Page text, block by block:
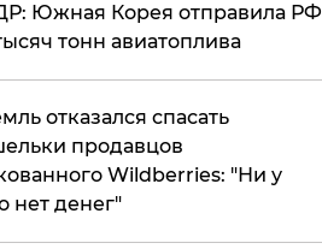
Южная Корея отправила РФ
тонн авиатоплива
отказался спасать
продавцов
Wildberries: "Ни у
нет денег"